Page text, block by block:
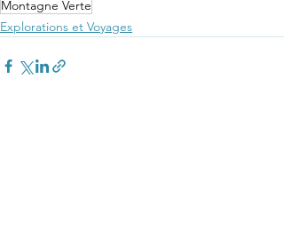
Montagne Verte
Explorations et Voyages